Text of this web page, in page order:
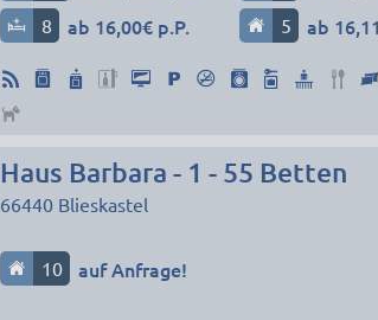
8 ab 16,00€ p.P. 5 ab
Haus Barbara - 1 - 55 Betten
66440 Blieskastel
10 auf Anfrage!